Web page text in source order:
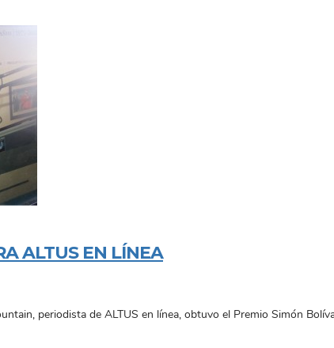
ALTUS EN LÍNEA
periodista de ALTUS en línea, obtuvo el Premio Simón